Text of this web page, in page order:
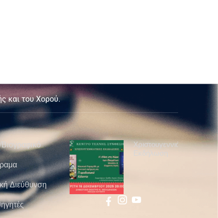
και του Χορού.
Βιογραφικό
Διεύθυνση
Χριστουγεννιάτικη
Εκδήλωση